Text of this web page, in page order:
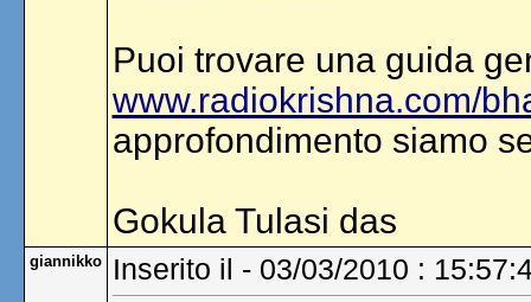
Puoi trovare una guida
www.radiokrishna.com/
approfondimento siamo
Gokula Tulasi das
giannikko Inserito il - 03/03/2010 :